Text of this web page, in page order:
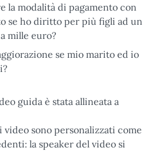
la modalità di pagamento con
se ho diritto per più figli ad un
mille euro?
se mio marito ed io
guida è stata allineata a
video sono personalizzati come
la speaker del video si